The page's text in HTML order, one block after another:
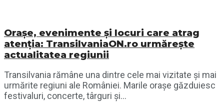
Orașe, evenimente și locuri care atrag
atenția: TransilvaniaON.ro urmărește
actualitatea regiunii
Transilvania rămâne una dintre cele mai vizitate și mai
urmărite regiuni ale României. Marile orașe găzduiesc
festivaluri, concerte, târguri și...